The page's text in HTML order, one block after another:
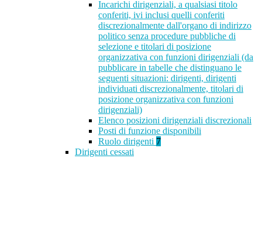
Incarichi dirigenziali, a qualsiasi titolo
conferiti, ivi inclusi quelli conferiti
discrezionalmente dall'organo di indirizzo
politico senza procedure pubbliche di
selezione e titolari di posizione
organizzativa con funzioni dirigenziali (da
pubblicare in tabelle che distinguano le
seguenti situazioni: dirigenti, dirigenti
individuati discrezionalmente, titolari di
posizione organizzativa con funzioni
dirigenziali)
Elenco posizioni dirigenziali discrezionali
Posti di funzione disponibili
Ruolo dirigenti 7
Dirigenti cessati